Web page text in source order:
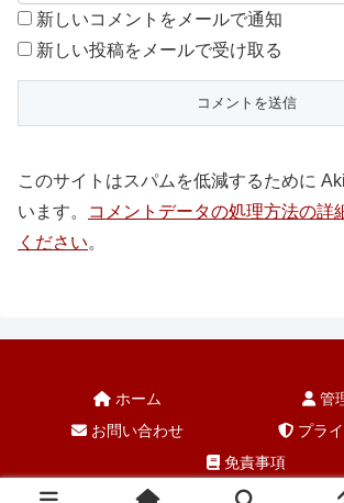
新しいコメントをメールで通知
新しい投稿をメールで受け取る
このサイトはスパムを低減するために
います。
コメントデータの処理方法の詳
ください。
ホーム
管
お問い合わせ
プラ
免責事項